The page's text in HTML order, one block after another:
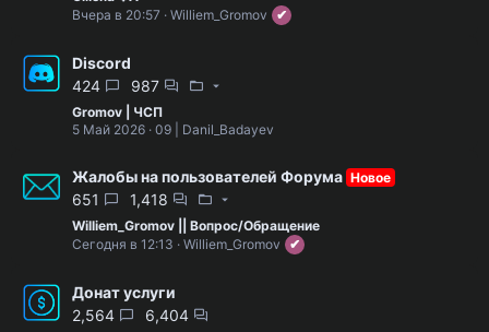
Вчера в 20:57
Williem_Gromov
Discord
424
987
Gromov | ЧСП
5 Май 2026 09 | Danil_Badayev
Жалобы на пользователей Форума Новое
651 1,418
Williem_Gromov || Вопрос/Обращение
Сегодня в 12:13
Williem_Gromov
Донат услуги
2,564
6,404